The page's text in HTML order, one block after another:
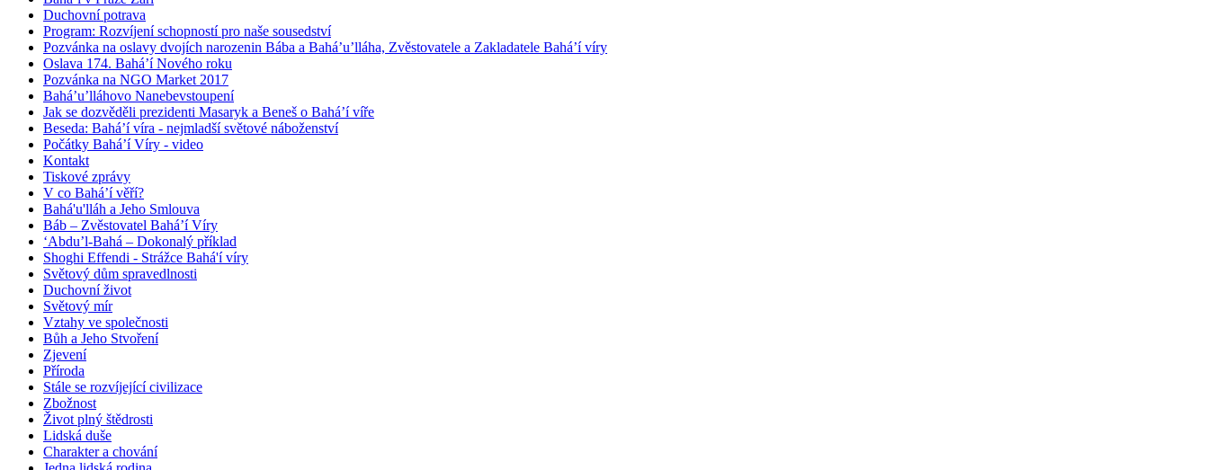
Duchovní potrava
Program: Rozvíjení schopností pro naše sousedství
Pozvánka na oslavy dvojích narozenin Bába a Bahá’u’lláha, Zvěstovatele a Zakladatele Bahá’í víry
Oslava 174. Bahá’í Nového roku
Pozvánka na NGO Market 2017
Bahá’u’lláhovo Nanebevstoupení
Jak se dozvěděli prezidenti Masaryk a Beneš o Bahá’í víře
Beseda: Bahá’í víra - nejmladší světové náboženství
Počátky Bahá’í Víry - video
Kontakt
Tiskové zprávy
V co Bahá’í věří?
Bahá'u'lláh a Jeho Smlouva
Báb – Zvěstovatel Bahá’í Víry
‘Abdu’l-Bahá – Dokonalý příklad
Shoghi Effendi - Strážce Bahá'í víry
Světový dům spravedlnosti
Duchovní život
Světový mír
Vztahy ve společnosti
Bůh a Jeho Stvoření
Zjevení
Příroda
Stále se rozvíjející civilizace
Zbožnost
Život plný štědrosti
Lidská duše
Charakter a chování